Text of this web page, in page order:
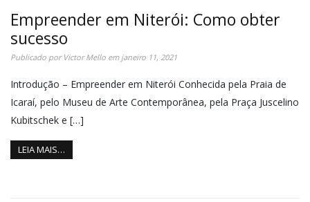
Empreender em Niterói: Como obter
sucesso
Publicado por Victor Mello em janeiro 11, 2021
Introdução – Empreender em Niterói Conhecida pela Praia de
Icaraí, pelo Museu de Arte Contemporânea, pela Praça Juscelino
Kubitschek e […]
LEIA MAIS…